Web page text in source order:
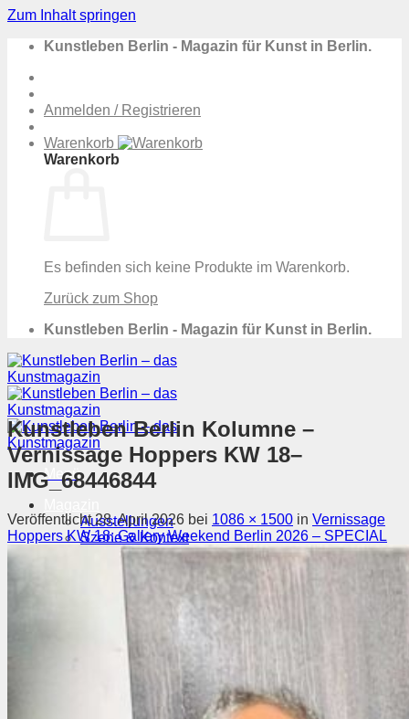
Zum Inhalt springen
Kunstleben Berlin - Magazin für Kunst in Berlin.
Anmelden / Registrieren
Warenkorb
Warenkorb
Es befinden sich keine Produkte im Warenkorb.
Zurück zum Shop
Kunstleben Berlin - Magazin für Kunst in Berlin.
Menü
Ausstellungen
Szene & Kontext
Künstler entdecken
Suchen nach:
Suchen nach:
Kunstleben Berlin Kolumne –
Vernissage Hoppers KW 18–
IMG_68446844
Veröffentlicht28. April 2026 bei 1086 × 1500 in Vernissage
Hoppers KW 18: Gallery Weekend Berlin 2026 – SPECIAL